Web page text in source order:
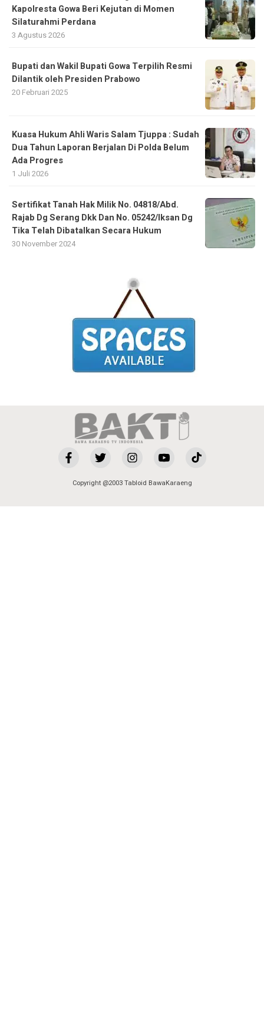
Kapolresta Gowa Beri Kejutan di Momen
Silaturahmi Perdana
3 Agustus 2026
Bupati dan Wakil Bupati Gowa Terpilih Resmi
Dilantik oleh Presiden Prabowo
20 Februari 2025
Kuasa Hukum Ahli Waris Salam Tjuppa : Sudah
Dua Tahun Laporan Berjalan Di Polda Belum
Ada Progres
1 Juli 2026
Sertifikat Tanah Hak Milik No. 04818/Abd.
Rajab Dg Serang Dkk Dan No. 05242/Iksan Dg
Tika Telah Dibatalkan Secara Hukum
30 November 2024
Copyright @2003 Tabloid BawaKaraeng